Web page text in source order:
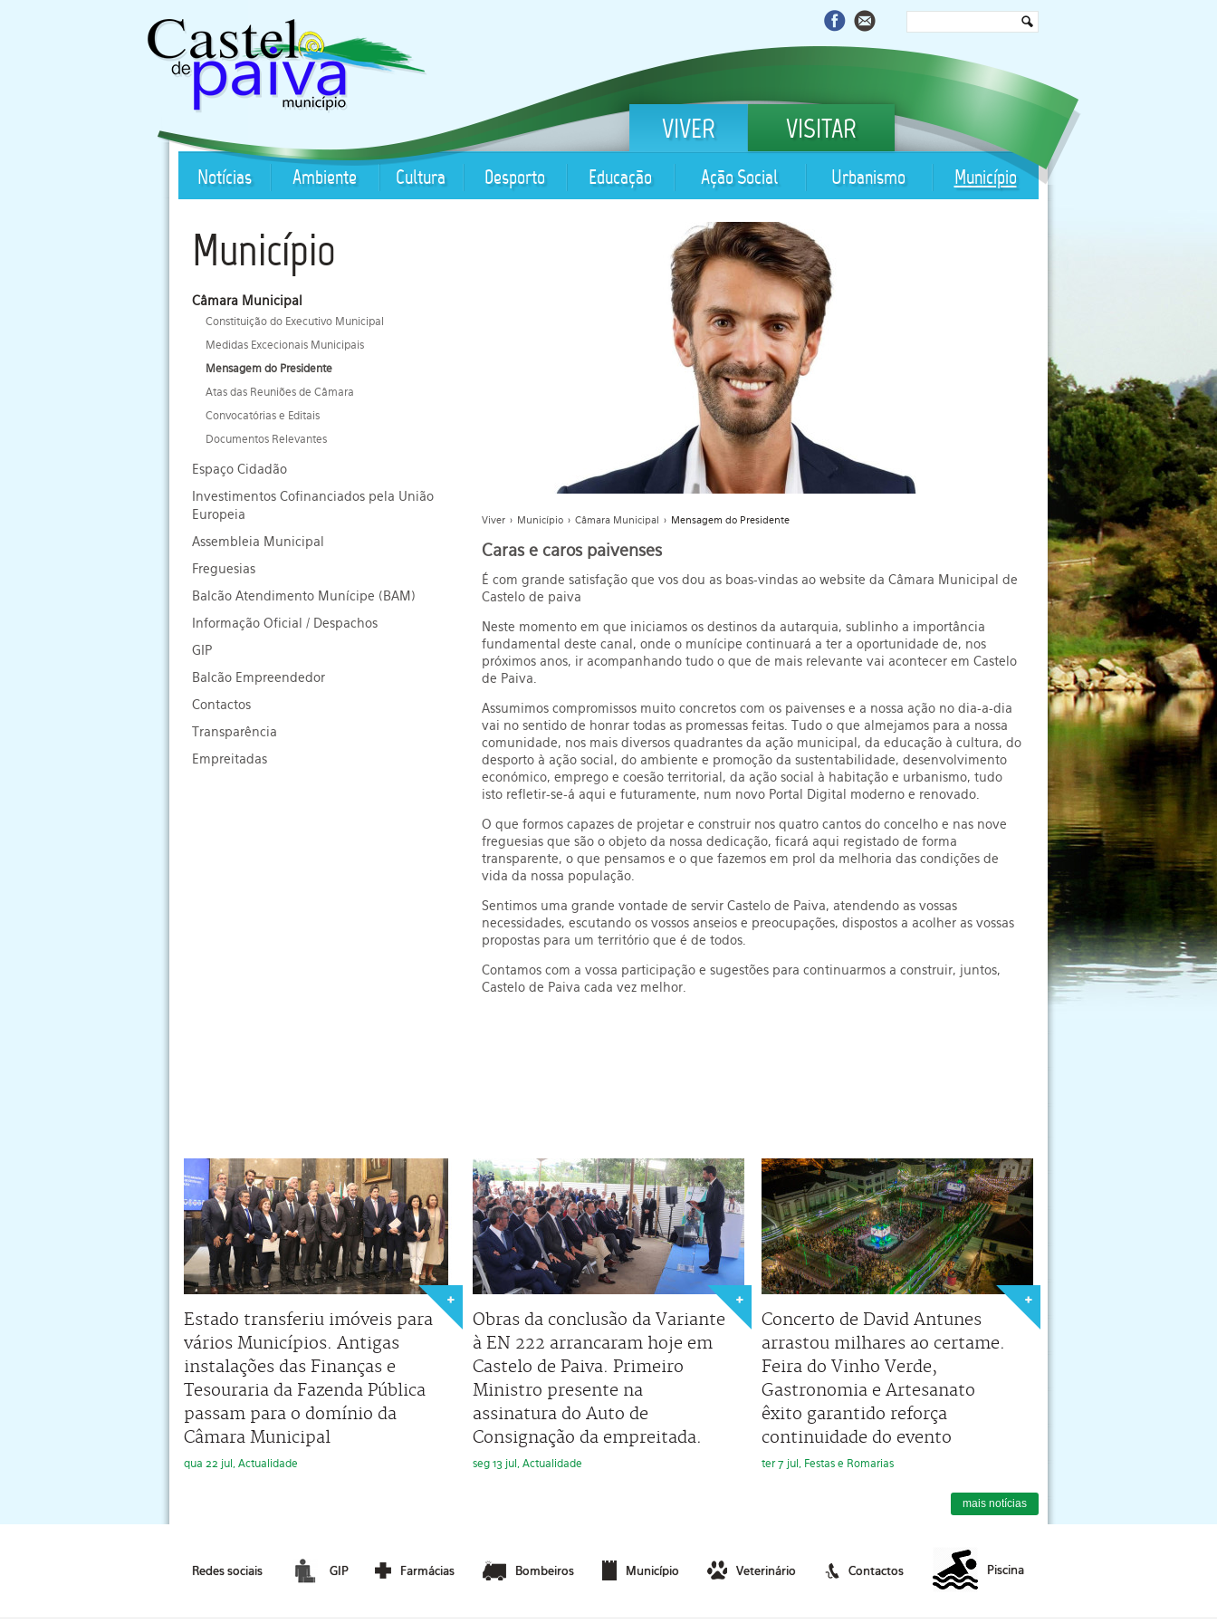
VIVER VISITAR
Notícias Ambiente Cultura Desporto Educação Ação Social Urbanismo Município
Município
Câmara Municipal
Constituição do Executivo Municipal
Medidas Excecionais Municipais
Mensagem do Presidente
Atas das Reuniões de Câmara
Convocatórias e Editais
Documentos Relevantes
Espaço Cidadão
Investimentos Cofinanciados pela União
Europeia
Assembleia Municipal
Freguesias
Balcão Atendimento Munícipe (BAM)
Informação Oficial / Despachos
GIP
Balcão Empreendedor
Contactos
Transparência
Empreitadas
Viver > Município > Câmara Municipal > Mensagem do Presidente
Caras e caros paivenses
É com grande satisfação que vos dou as boas-vindas ao website da Câmara Municipal de
Castelo de paiva
Neste momento em que iniciamos os destinos da autarquia, sublinho a importância
fundamental deste canal, onde o munícipe continuará a ter a oportunidade de, nos
próximos anos, ir acompanhando tudo o que de mais relevante vai acontecer em Castelo
de Paiva.
Assumimos compromissos muito concretos com os paivenses e a nossa ação no dia-a-dia
vai no sentido de honrar todas as promessas feitas. Tudo o que almejamos para a nossa
comunidade, nos mais diversos quadrantes da ação municipal, da educação à cultura, do
desporto à ação social, do ambiente e promoção da sustentabilidade, desenvolvimento
económico, emprego e coesão territorial, da ação social à habitação e urbanismo, tudo
isto refletir-se-á aqui e futuramente, num novo Portal Digital moderno e renovado.
O que formos capazes de projetar e construir nos quatro cantos do concelho e nas nove
freguesias que são o objeto da nossa dedicação, ficará aqui registado de forma
transparente, o que pensamos e o que fazemos em prol da melhoria das condições de
vida da nossa população.
Sentimos uma grande vontade de servir Castelo de Paiva, atendendo as vossas
necessidades, escutando os vossos anseios e preocupações, dispostos a acolher as vossas
propostas para um território que é de todos.
Contamos com a vossa participação e sugestões para continuarmos a construir, juntos,
Castelo de Paiva cada vez melhor.
Estado transferiu imóveis para
vários Municípios. Antigas
instalações das Finanças e
Tesouraria da Fazenda Pública
passam para o domínio da
Câmara Municipal
qua 22 jul, Actualidade
Obras da conclusão da Variante
à EN 222 arrancaram hoje em
Castelo de Paiva. Primeiro
Ministro presente na
assinatura do Auto de
Consignação da empreitada.
seg 13 jul, Actualidade
Concerto de David Antunes
arrastou milhares ao certame.
Feira do Vinho Verde,
Gastronomia e Artesanato
êxito garantido reforça
continuidade do evento
ter 7 jul, Festas e Romarias
mais notícias
Redes sociais GIP Farmácias Bombeiros Município Veterinário Contactos Piscina